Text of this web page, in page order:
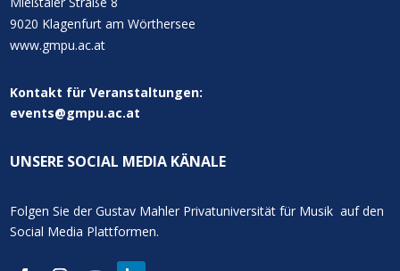
9020 Klagenfurt am Wörthersee
www.gmpu.ac.at
Kontakt für Veranstaltungen:
events@gmpu.ac.at
UNSERE SOCIAL MEDIA KÄNALE
Folgen Sie der Gustav Mahler Privatuniversität für Musik auf den
Social Media Plattformen.